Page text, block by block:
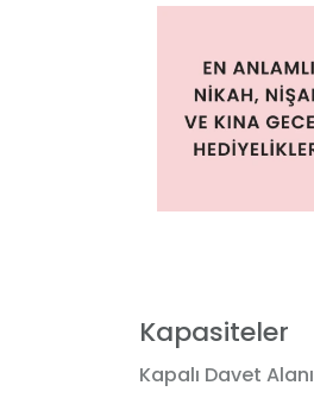
Kapasiteler
Kapalı Davet Alanı